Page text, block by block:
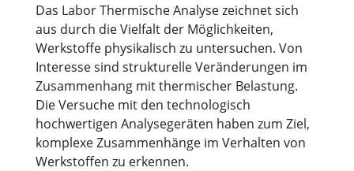
Das Labor Thermische Analyse zeichnet sich
aus durch die Vielfalt der Möglichkeiten,
Werkstoffe physikalisch zu untersuchen. Von
Interesse sind strukturelle Veränderungen im
Zusammenhang mit thermischer Belastung.
Die Versuche mit den technologisch
hochwertigen Analysegeräten haben zum Ziel,
komplexe Zusammenhänge im Verhalten von
Werkstoffen zu erkennen.